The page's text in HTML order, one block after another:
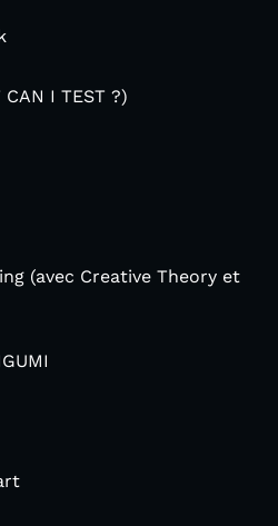
I TEST ?)
(avec Creative Theory et